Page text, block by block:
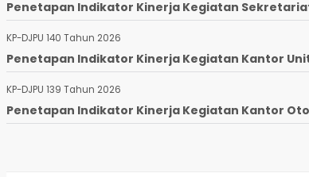
Penetapan Indikator Kinerja Kegiatan
KP-DJPU 140 Tahun 2026
Penetapan Indikator Kinerja Kegiatan Kantor
KP-DJPU 139 Tahun 2026
Penetapan Indikator Kinerja Kegiatan Kantor